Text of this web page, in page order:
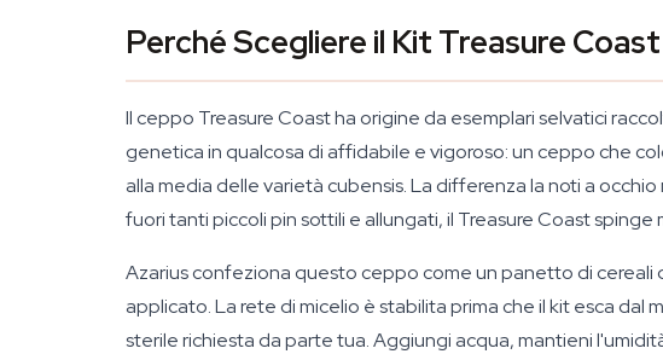
Perché Scegliere il Kit Treasure Coast
Il ceppo Treasure Coast ha origine da esemplari selvatici
genetica in qualcosa di affidabile e vigoroso: un ceppo che
alla media delle varietà cubensis. La differenza la noti a
fuori tanti piccoli pin sottili e allungati, il Treasure Coast
Azarius confeziona questo ceppo come un panetto di
applicato. La rete di micelio è stabilita prima che il kit esca
sterile richiesta da parte tua. Aggiungi acqua, mantieni